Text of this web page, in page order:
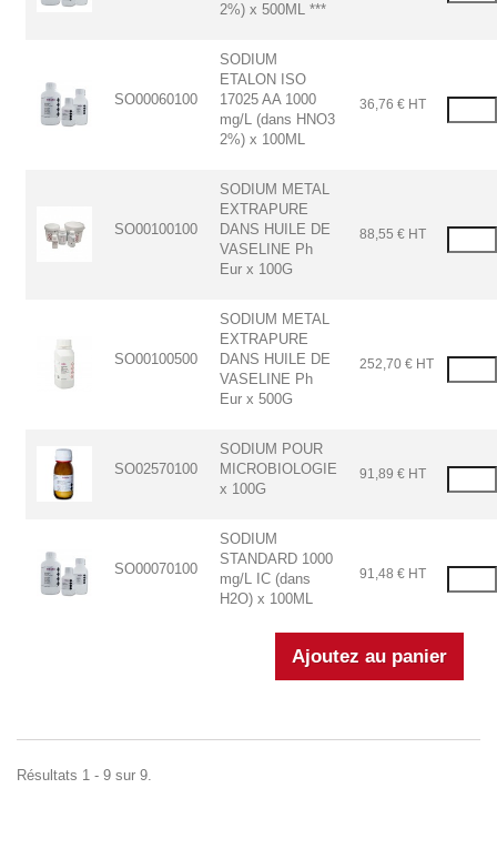
2%) x 500ML ***
SO00060100
SODIUM
ETALON ISO
17025 AA 1000
mg/L (dans HNO3
2%) x 100ML
36,76 € HT
SO00100100
SODIUM METAL
EXTRAPURE
DANS HUILE DE
VASELINE Ph
Eur x 100G
88,55 € HT
SO00100500
SODIUM METAL
EXTRAPURE
DANS HUILE DE
VASELINE Ph
Eur x 500G
252,70 € HT
SO02570100
SODIUM POUR
MICROBIOLOGIE
x 100G
91,89 € HT
SO00070100
SODIUM
STANDARD 1000
mg/L IC (dans
H2O) x 100ML
91,48 € HT
Résultats 1 - 9 sur 9.